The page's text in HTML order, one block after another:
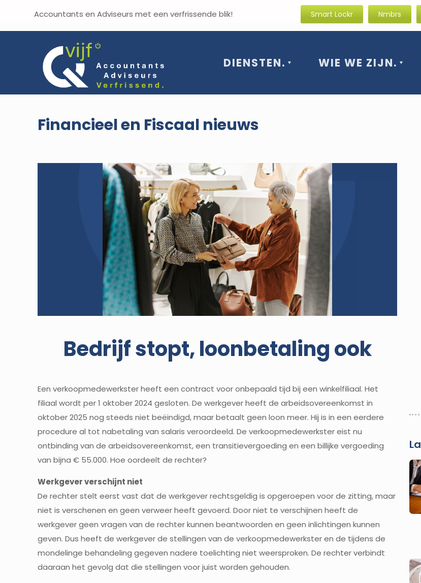
Accountants en Adviseurs met een verfrissende blik! Smart Lockr Nmbrs
DIENSTEN. WIE WE ZIJN.
Financieel en Fiscaal nieuws
Bedrijf stopt, loonbetaling ook
Een verkoopmedewerkster heeft een contract voor onbepaald tijd bij een winkelfiliaal. Het
filiaal wordt per 1 oktober 2024 gesloten. De werkgever heeft de arbeidsovereenkomst in
oktober 2025 nog steeds niet beëindigd, maar betaalt geen loon meer. Hij is in een eerdere
procedure al tot nabetaling van salaris veroordeeld. De verkoopmedewerkster eist nu
ontbinding van de arbeidsovereenkomst, een transitievergoeding en een billijke vergoeding
van bijna € 55.000. Hoe oordeelt de rechter?
Werkgever verschijnt niet
De rechter stelt eerst vast dat de werkgever rechtsgeldig is opgeroepen voor de zitting, maar
niet is verschenen en geen verweer heeft gevoerd. Door niet te verschijnen heeft de
werkgever geen vragen van de rechter kunnen beantwoorden en geen inlichtingen kunnen
geven. Dus heeft de werkgever de stellingen van de verkoopmedewerkster en de tijdens de
mondelinge behandeling gegeven nadere toelichting niet weersproken. De rechter verbindt
daaraan het gevolg dat die stellingen voor juist worden gehouden.